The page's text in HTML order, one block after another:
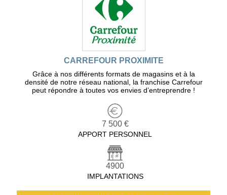
CARREFOUR PROXIMITE
Grâce à nos différents formats de magasins et à la
densité de notre réseau national, la franchise Carrefour
peut répondre à toutes vos envies d’entreprendre !
7 500 €
APPORT PERSONNEL
4900
IMPLANTATIONS